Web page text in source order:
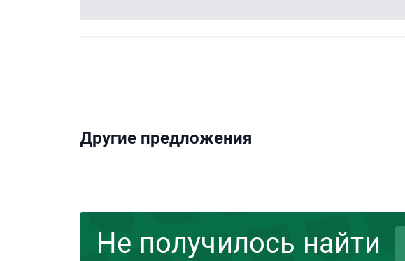
Другие предложения
Не получилось найти